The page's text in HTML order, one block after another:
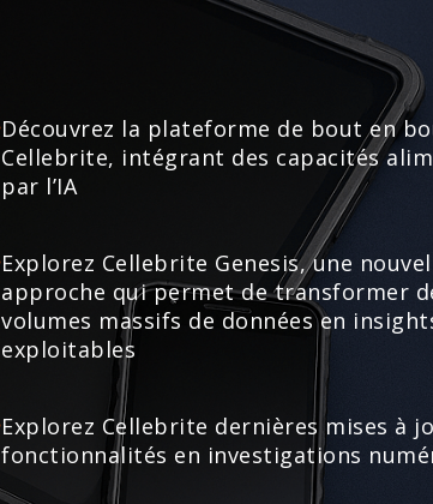
Découvrez la plateforme de bout en
Cellebrite, intégrant des capacités
par l’IA
Explorez Cellebrite Genesis, une
approche qui permet de transformer
volumes massifs de données en
exploitables
Explorez Cellebrite dernières mises à
fonctionnalités en investigations